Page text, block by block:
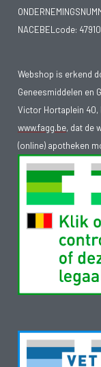
NACEBELcode: 47910
Webshop is erkend
Geneesmiddelen en
Victor Hortaplein 40,
www.fagg.be, dat de
(online) apotheken